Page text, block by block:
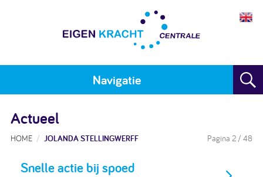
Navigatie
Plan maken
Training
Actueel
HOME JOLANDA STELLINGWERFF Pagina 2 / 48
Snelle actie bij spoed